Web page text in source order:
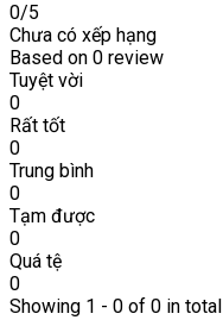
0/5
Chưa có xếp hạng
Based on 0 review
Tuyệt vời
0
Rất tốt
0
Trung bình
0
Tạm được
0
Quá tệ
0
Showing 1 - 0 of 0 in total